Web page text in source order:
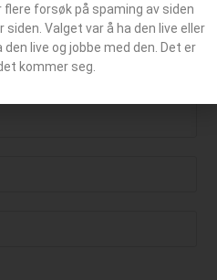
forsøk på spaming av siden
Valget var å ha den live eller
live og jobbe med den. Det er
kommer seg.